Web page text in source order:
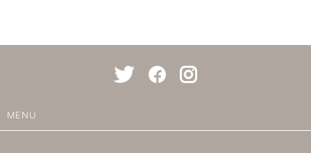
MENU